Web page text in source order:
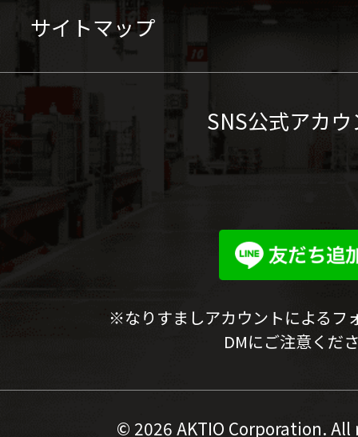
サイトマップ
SNS公式アカ
※なりすましアカウントによるフ
DMにご注意くだ
© 2026 AKTIO Corporation.